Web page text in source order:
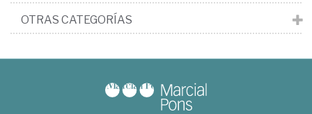
OTRAS CATEGORÍAS